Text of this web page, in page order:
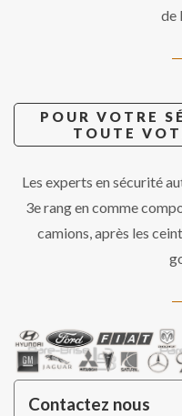
de
POUR VOTRE
TOUTE
Les experts en sécurité
3e rang en comme
camions, après les
Contactez nous